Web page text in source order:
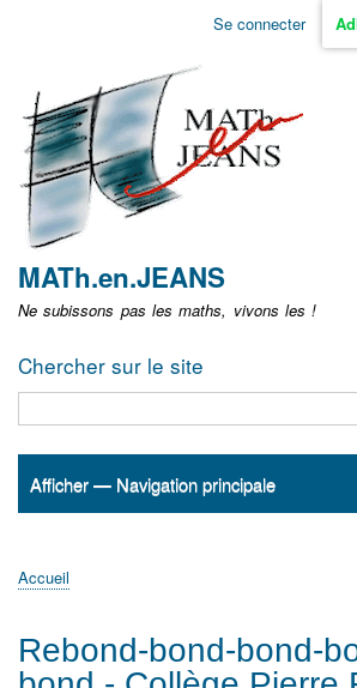
Aller
non
identifié
Se connecter
MATh.en.JEANS
Ne subissons pas les maths, vivons les !
Chercher sur le site
Navigation
Afficher — Navigation principale
Accueil
ActualitésMATh.en.JEANS ?
Régions et Ateliers
Créer, gérer un atelier
Sujets/Publications
Congrès
d'Ariane
Accueil
Rebond-bond-bond-